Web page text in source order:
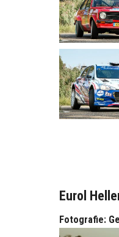
Eurol
Fotografie: